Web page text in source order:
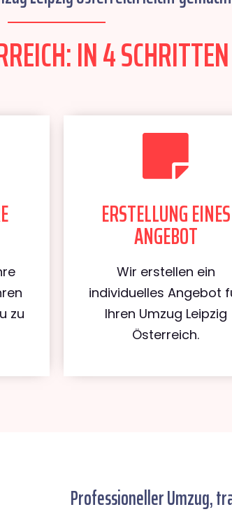
IN 4
zu
ERSTELLUNG EINES
ANGEBOT
Wir erstellen ein
individuelles Angebot
Ihren Umzug Leipzig
Österreich.
Professioneller Umzug,